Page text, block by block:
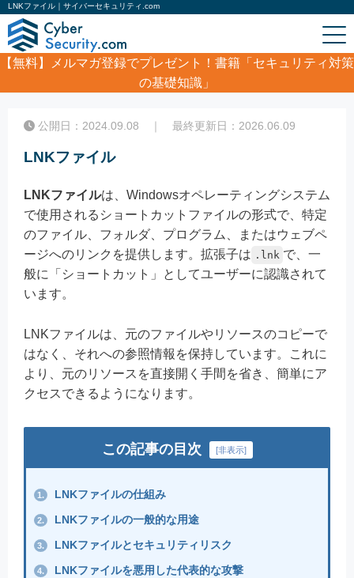
LNKファイル｜サイバーセキュリティ.com
【無料】
メルマガ登録でプレゼント！書籍「セキュリティ対策
の基礎知識」
LNKファイル
公開日：2024.09.08 ｜ 最終更新日：2026.06.09
LNKファイル
LNKファイルは、Windowsオペレーティングシステム
で使用されるショートカットファイルの形式で、特定
のファイル、フォルダ、プログラム、またはウェブペ
ージへのリンクを提供します。拡張子は .lnk で、一
般に「ショートカット」としてユーザーに認識されて
います。
LNKファイルは、元のファイルやリソースのコピーで
はなく、それへの参照情報を保持しています。これに
より、元のリソースを直接開く手間を省き、簡単にア
クセスできるようになります。
この記事の目次 [非表示]
1. LNKファイルの仕組み
2. LNKファイルの一般的な用途
3. LNKファイルとセキュリティリスク
4. LNKファイルを悪用した代表的な攻撃